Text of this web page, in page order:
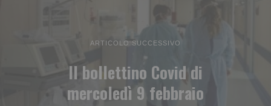
ARTICOLO SUCCESSIVO
Il bollettino Covid di
mercoledì 9 febbraio